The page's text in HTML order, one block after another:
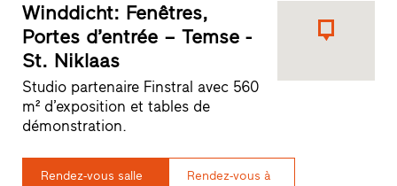
Winddicht: Fenêtres,
Portes d’entrée – Temse -
St. Niklaas
Studio partenaire Finstral avec 560
m² d’exposition et tables de
démonstration.
Rendez-vous salle
Rendez-vous à